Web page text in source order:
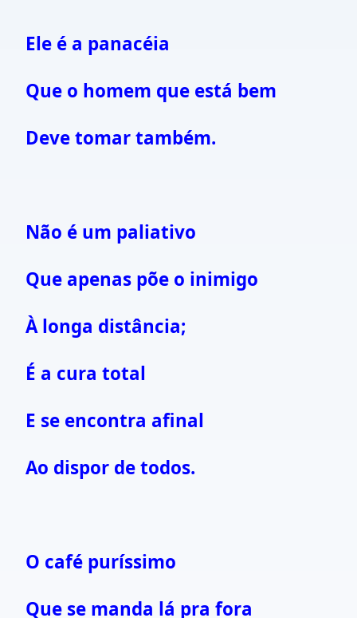
Ele é a panacéia
Que o homem que está bem
Deve tomar também.
Não é um paliativo
Que apenas põe o inimigo
À longa distância;
É a cura total
E se encontra afinal
Ao dispor de todos.
O café puríssimo
Que se manda lá pra fora